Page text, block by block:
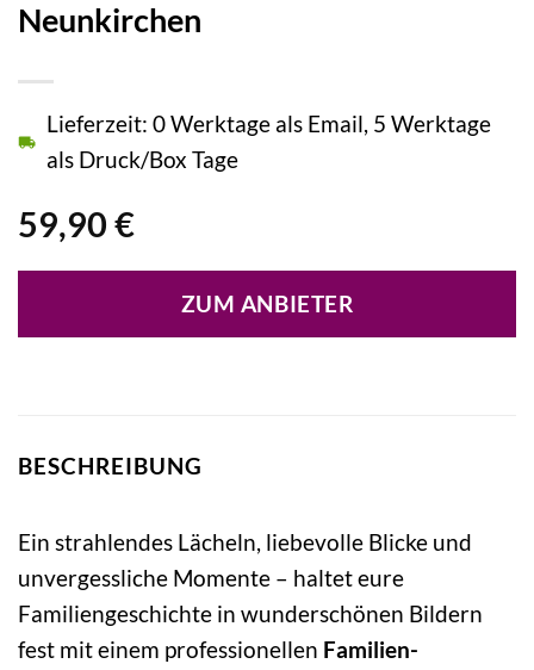
Neunkirchen
59,90 €
Lieferzeit: 0 Werktage als Email, 5 Werktage
als Druck/Box Tage
ZUM ANBIETER
BESCHREIBUNG
Ein strahlendes Lächeln, liebevolle Blicke und
unvergessliche Momente – haltet eure
Familiengeschichte in wunderschönen Bildern
fest mit einem professionellen Familien-